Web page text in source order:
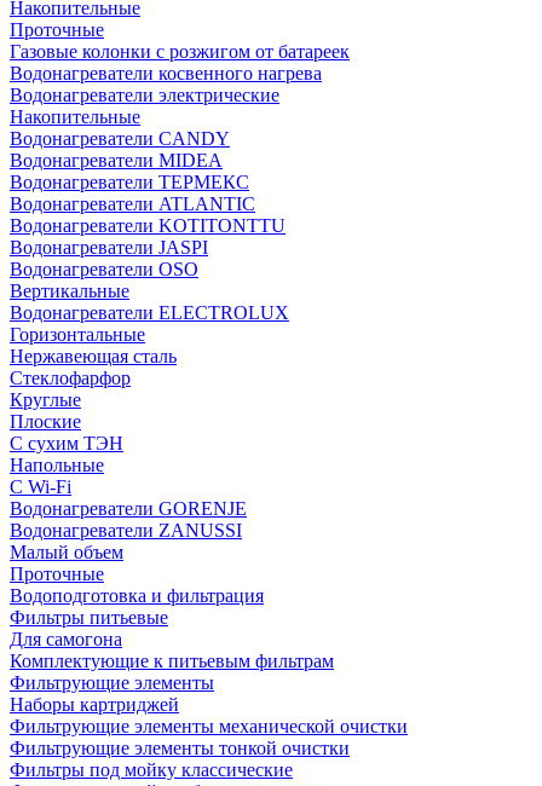
Накопительные
Проточные
Газовые колонки с розжигом от батареек
Водонагреватели косвенного нагрева
Водонагреватели электрические
Накопительные
Водонагреватели CANDY
Водонагреватели MIDEA
Водонагреватели ТЕРМЕКС
Водонагреватели ATLANTIC
Водонагреватели KOTITONTTU
Водонагреватели JASPI
Водонагреватели OSO
Вертикальные
Водонагреватели ELECTROLUX
Горизонтальные
Нержавеющая сталь
Стеклофарфор
Круглые
Плоские
С сухим ТЭН
Напольные
С Wi-Fi
Водонагреватели GORENJE
Водонагреватели ZANUSSI
Малый объем
Проточные
Водоподготовка и фильтрация
Фильтры питьевые
Для самогона
Комплектующие к питьевым фильтрам
Фильтрующие элементы
Наборы картриджей
Фильтрующие элементы механической очистки
Фильтрующие элементы тонкой очистки
Фильтры под мойку классические